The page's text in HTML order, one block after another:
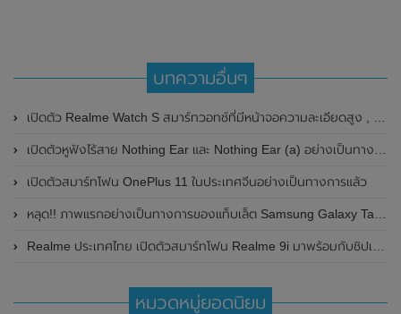
บทความอื่นๆ
เปิดตัว Realme Watch S สมาร์ทวอทช์ที่มีหน้าจอความละเอียดสูง , แบตเตอรี่ขนาดใหญ่ และรองรับ SpO2 การตรวจจับระดับออกซิเจนในเลือด
เปิดตัวหูฟังไร้สาย Nothing Ear และ Nothing Ear (a) อย่างเป็นทางการแล้ว ในราคาเริ่มต้นเพียง 3,799 บาทเท่านั้น
เปิดตัวสมาร์ทโฟน OnePlus 11 ในประเทศจีนอย่างเป็นทางการแล้ว
หลุด!! ภาพแรกอย่างเป็นทางการของแท็บเล็ต Samsung Galaxy Tab A8 รุ่นใหม่ คาดอาจเปิดตัวเร็วๆนี้
Realme ประเทศไทย เปิดตัวสมาร์ทโฟน Realme 9i มาพร้อมกับชิปเซ็ต Snapdragon 680 , กล้องหลัง AI 3 ตัว และระบบชาร์จไว Dart Charge ที่ 33W ในราคาสุดคุ้มเพียง 7,999 บาท
หมวดหมู่ยอดนิยม